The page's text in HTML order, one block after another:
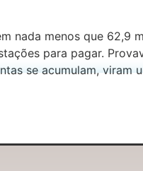
nada menos que 62,9
para pagar.
se acumulam, viram